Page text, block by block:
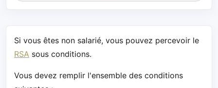
Si vous êtes non salarié, vous pouvez percevoir le
RSA sous conditions.
Vous devez remplir l'ensemble des conditions